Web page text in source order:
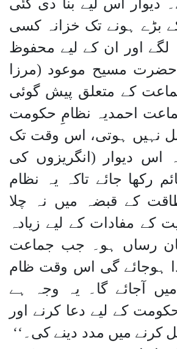
دیوار اس لیے بنا دی گئی
بڑے ہونے تک خزانہ کسی
لگے اور ان کے لیے محفوظ
مسیح موعود (مرزا
کے متعلق پیش گوئی
احمدیہ نظامِ حکومت
نہیں ہوتی، اس وقت تک
دیوار (انگریزوں کی
رکھا جائے تاکہ یہ نظام
کے قبضہ میں نہ چلا
کے مفادات کے لیے زیادہ
رساں ہو۔ جب جماعت
ہوجائے گی اس وقت ظام
آجائے گا۔ یہ وجہ ہے
کے لیے دعا کرنے اور
کرنے میں مدد دینے کی۔‘‘